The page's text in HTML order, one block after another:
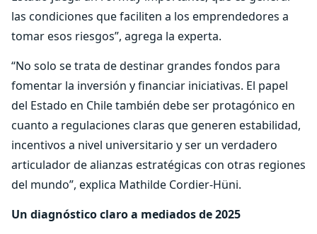
las condiciones que faciliten a los emprendedores a
tomar esos riesgos”, agrega la experta.
“No solo se trata de destinar grandes fondos para
fomentar la inversión y financiar iniciativas. El papel
del Estado en Chile también debe ser protagónico en
cuanto a regulaciones claras que generen estabilidad,
incentivos a nivel universitario y ser un verdadero
articulador de alianzas estratégicas con otras regiones
del mundo”, explica Mathilde Cordier-Hüni.
Un diagnóstico claro a mediados de 2025